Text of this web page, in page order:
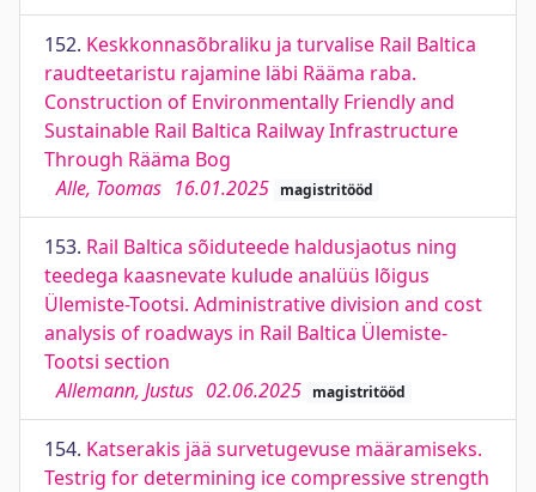
152. Keskkonnasõbraliku ja turvalise Rail Baltica
raudteetaristu rajamine läbi Rääma raba.
Construction of Environmentally Friendly and
Sustainable Rail Baltica Railway Infrastructure
Through Rääma Bog
Alle, Toomas 16.01.2025 magistritööd
153. Rail Baltica sõiduteede haldusjaotus ning
teedega kaasnevate kulude analüüs lõigus
Ülemiste-Tootsi. Administrative division and cost
analysis of roadways in Rail Baltica Ülemiste-
Tootsi section
Allemann, Justus 02.06.2025 magistritööd
154. Katserakis jää survetugevuse määramiseks.
Testrig for determining ice compressive strength